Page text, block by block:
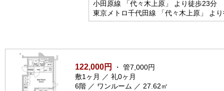
小田原線 「代々木上原」 より徒歩23分
東京メトロ千代田線 「代々木上原」 よ
122,000円
・ 管7,000円
敷1ヶ月 ／ 礼0ヶ月
6階 ／ ワンルーム ／ 27.62㎡